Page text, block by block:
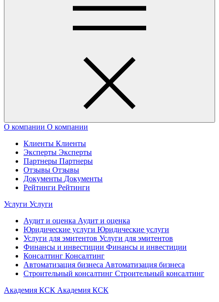
О компании О компании
Клиенты Клиенты
Эксперты Эксперты
Партнеры Партнеры
Отзывы Отзывы
Документы Документы
Рейтинги Рейтинги
Услуги Услуги
Аудит и оценка Аудит и оценка
Юридические услуги Юридические услуги
Услуги для эмитентов Услуги для эмитентов
Финансы и инвестиции Финансы и инвестиции
Консалтинг Консалтинг
Автоматизация бизнеса Автоматизация бизнеса
Строительный консалтинг Строительный консалтинг
Академия КСК Академия КСК